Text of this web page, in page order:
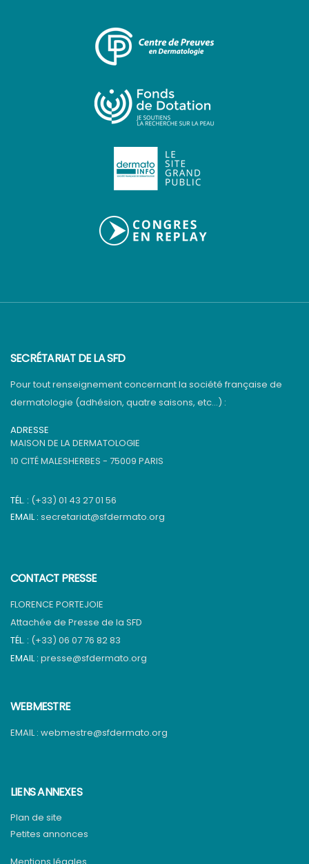
SECRÉTARIAT DE LA SFD
Pour tout renseignement concernant la société française de
dermatologie (adhésion, quatre saisons, etc…) :
ADRESSE
MAISON DE LA DERMATOLOGIE
10 CITÉ MALESHERBES - 75009 PARIS
TÉL. : (+33) 01 43 27 01 56
EMAIL : secretariat@sfdermato.org
CONTACT PRESSE
FLORENCE PORTEJOIE
Attachée de Presse de la SFD
TÉL. : (+33) 06 07 76 82 83
EMAIL : presse@sfdermato.org
WEBMESTRE
EMAIL : webmestre@sfdermato.org
LIENS ANNEXES
Plan de site
Petites annonces